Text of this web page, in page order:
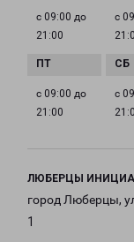
с 09:00 до
21:00
с
с 09:00 до
21:00
с
ЛЮБЕРЦЫ
город Люберцы,
1